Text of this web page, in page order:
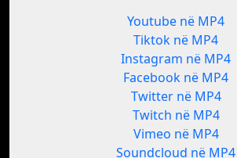
Youtube në MP4
Tiktok në MP4
Instagram në MP4
Facebook në MP4
Twitter në MP4
Twitch në MP4
Vimeo në MP4
Soundcloud në MP4